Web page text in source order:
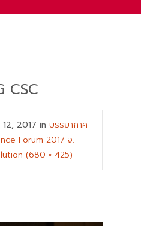
CSC
12, 2017 in บรรยากาศ
Forum 2017 จ.
(680 × 425)